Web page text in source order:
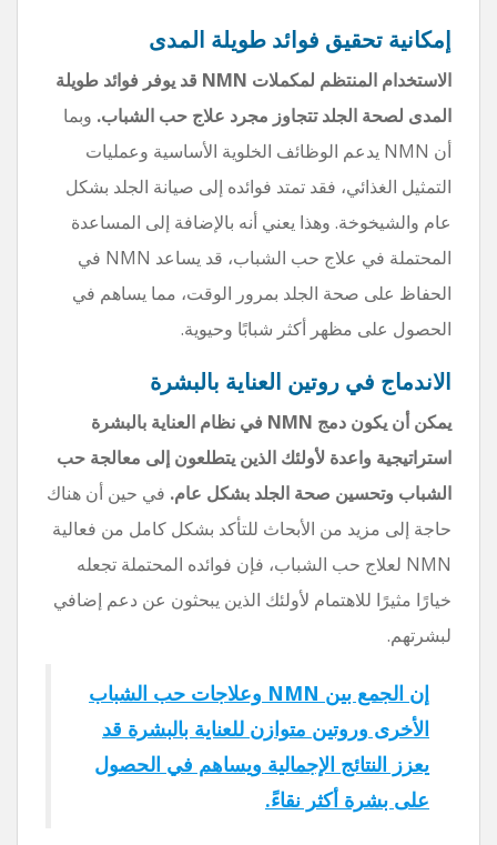
إمكانية تحقيق فوائد طويلة المدى
الاستخدام المنتظم لمكملات NMN قد يوفر فوائد طويلة
المدى لصحة الجلد تتجاوز مجرد علاج حب الشباب. وبما
أن NMN يدعم الوظائف الخلوية الأساسية وعمليات
التمثيل الغذائي، فقد تمتد فوائده إلى صيانة الجلد بشكل
عام والشيخوخة. وهذا يعني أنه بالإضافة إلى المساعدة
المحتملة في علاج حب الشباب، قد يساعد NMN في
الحفاظ على صحة الجلد بمرور الوقت، مما يساهم في
الحصول على مظهر أكثر شبابًا وحيوية.
الاندماج في روتين العناية بالبشرة
يمكن أن يكون دمج NMN في نظام العناية بالبشرة
استراتيجية واعدة لأولئك الذين يتطلعون إلى معالجة حب
الشباب وتحسين صحة الجلد بشكل عام. في حين أن هناك
حاجة إلى مزيد من الأبحاث للتأكد بشكل كامل من فعالية
NMN لعلاج حب الشباب، فإن فوائده المحتملة تجعله
خيارًا مثيرًا للاهتمام لأولئك الذين يبحثون عن دعم إضافي
لبشرتهم.
إن الجمع بين NMN وعلاجات حب الشباب
الأخرى وروتين متوازن للعناية بالبشرة قد
يعزز النتائج الإجمالية ويساهم في الحصول
على بشرة أكثر نقاءً.